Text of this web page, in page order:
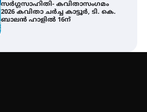
സർഗ്ഗസാഹിതി- കവിതാസംഗമം
2026 കവിതാ ചർച്ച കാട്ടൂർ, ടി. കെ.
ബാലൻ ഹാളിൽ 16ന്